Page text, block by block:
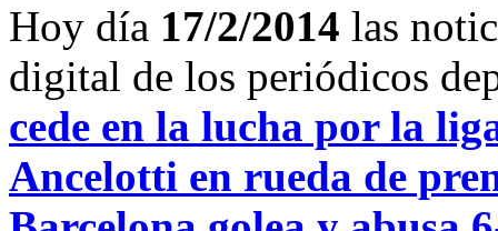
Hoy día 17/2/2014 las
digital de los periódicos
cede en la lucha por la
Ancelotti en rueda de